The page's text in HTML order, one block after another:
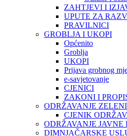
ZAHTJEVI I
UPUTE ZA
PRAVILNICI
GROBLJA I UKOPI
Općenito
Groblja
UKOPI
Prijava grobnog
e-savjetovanje
CJENICI
ZAKONI I
ODRŽAVANJE
CJENIK
ODRŽAVANJE JAVNE
DIMNJAČARSKE